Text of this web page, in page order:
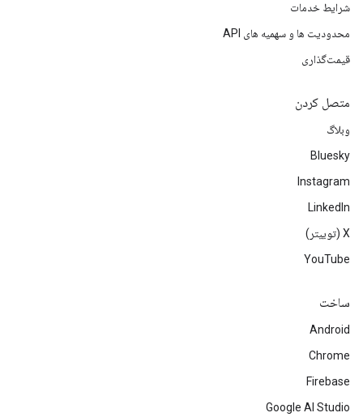
شرایط خدمات
محدودیت ها و سهمیه های API
قیمت‌گذاری
متصل کردن
وبلاگ
Bluesky
Instagram
LinkedIn
‫X (توییتر)
YouTube
ساخت
Android
Chrome
Firebase
Google AI Studio